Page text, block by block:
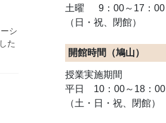
シ
た
土曜 9：00～17：00
（日・祝、閉館）
開館時間（鳩山）
授業実施期間
平日 10：00～18：00
（土・日・祝、閉館）